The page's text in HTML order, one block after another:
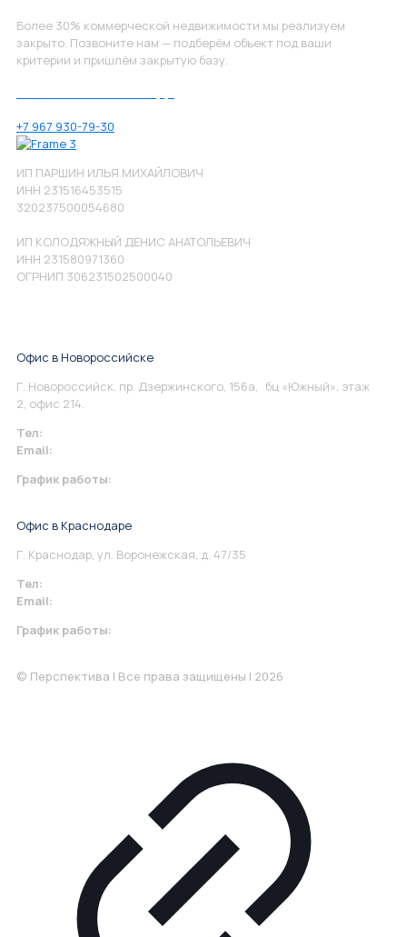
Более 30% коммерческой недвижимости мы реализуем
закрыто. Позвоните нам — подберём объект под ваши
критерии и пришлём закрытую базу.
+7 967 930-79-30
ИП ПАРШИН ИЛЬЯ МИХАЙЛОВИЧ
ИНН 231516453515
320237500054680
ИП КОЛОДЯЖНЫЙ ДЕНИС АНАТОЛЬЕВИЧ
ИНН 231580971360
ОГРНИП 306231502500040
Офис в Новороссийске
Г. Новороссийск, пр. Дзержинского, 156а, бц «Южный», этаж
2, офис 214.
Тел:
Email:
График работы:
Офис в Краснодаре
Г. Краснодар, ул. Воронежская, д. 47/35
Тел:
Email:
График работы:
© Перспектива | Все права защищены | 2026